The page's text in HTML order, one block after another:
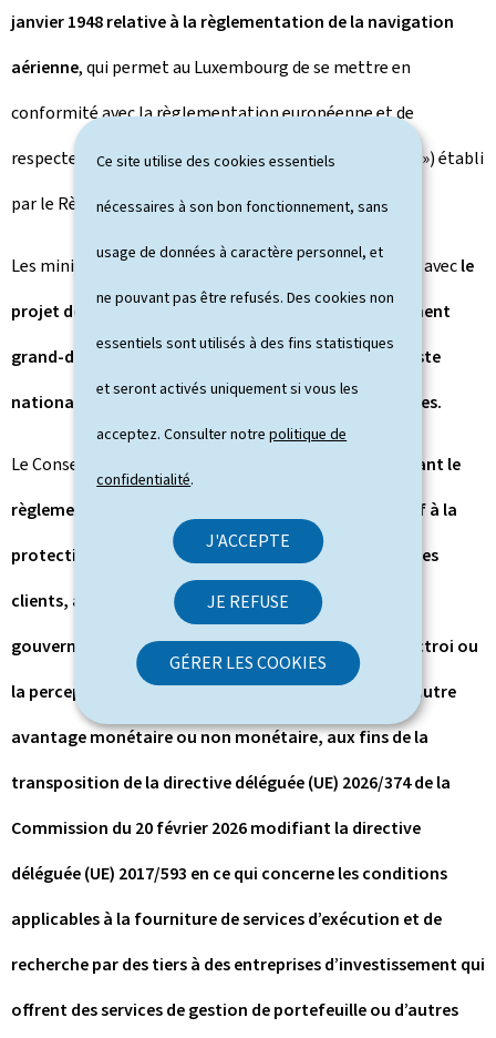
Ce site utilise des cookies essentiels
nécessaires à son bon fonctionnement, sans
usage de données à caractère personnel, et
ne pouvant pas être refusés. Des cookies non
essentiels sont utilisés à des fins statistiques
et seront activés uniquement si vous les
acceptez. Consulter notrepolitique de
confidentialité.
J'ACCEPTE
JE REFUSE
GÉRER LES COOKIES
janvier 1948 relative à la règlementation de la navigation
aérienne, qui permet au Luxembourg de se mettre en
conformité avec la règlementation européenne et de
respecter le principe de la culture juste (« Just Culture ») établi
par le Règlement (UE) n° 376/2014.
Les ministres réunis en conseil ont marqué leur accord avecle
projet de règlement grand-ducal modifiant le règlement
grand-ducal modifié du 3 septembre 2016 fixant la liste
nationale des variétés des espèces de plantes agricoles.
Le Conseil a adopté le
règlement grand-ducal modifiant le
règlement grand-ducal modifié du 30 mai 2018 relatif à la
protection des instruments financiers et des fonds des
clients, aux obligations applicables en matière de
gouvernance des produits et aux règles régissant l’octroi ou
la perception de droits, de commissions ou de tout autre
avantage monétaire ou non monétaire, aux fins de la
transposition de la directive déléguée (UE) 2026/374 de la
Commission du 20 février 2026 modifiant la directive
déléguée (UE) 2017/593 en ce qui concerne les conditions
applicables à la fourniture de services d’exécution et de
recherche par des tiers à des entreprises d’investissement qui
offrent des services de gestion de portefeuille ou d’autres